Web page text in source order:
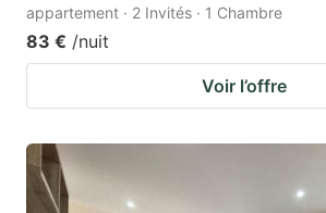
appartement · 2 Invités · 1 Chambre
83 € /nuit
Voir l’offre